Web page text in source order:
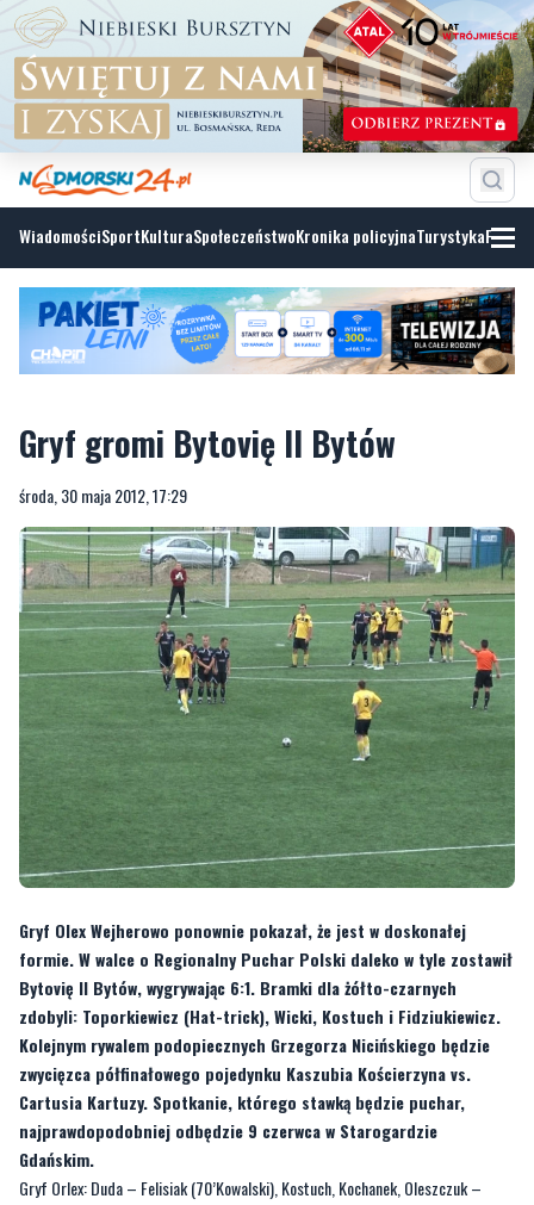
WiadomościSportKulturaSpołeczeństwoKronika policyjnaTurystyka
Gryf gromi Bytovię II Bytów
środa, 30 maja 2012, 17:29
Gryf Olex Wejherowo ponownie pokazał, że jest w doskonałej
formie. W walce o Regionalny Puchar Polski daleko w tyle zostawił
Bytovię II Bytów, wygrywając 6:1. Bramki dla żółto-czarnych
zdobyli: Toporkiewicz (Hat-trick), Wicki, Kostuch i Fidziukiewicz.
Kolejnym rywalem podopiecznych Grzegorza Nicińskiego będzie
zwycięzca półfinałowego pojedynku Kaszubia Kościerzyna vs.
Cartusia Kartuzy. Spotkanie, którego stawką będzie puchar,
najprawdopodobniej odbędzie 9 czerwca w Starogardzie
Gdańskim.
Gryf Orlex: Duda – Felisiak (70’Kowalski), Kostuch, Kochanek, Oleszczuk –